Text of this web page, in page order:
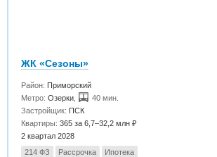
ЖК «Сезоны»
Район: Приморский
Метро: Озерки
40 мин.
Застройщик: ПСК
Квартиры:365 за 6,7–32,2 млн ₽
2 квартал 2028
214 ФЗ
Рассрочка Ипотека